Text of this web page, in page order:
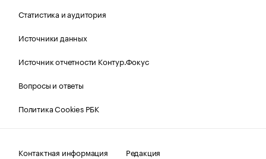
Статистика и аудитория
Источники данных
Источник отчетности Контур.Фокус
Вопросы и ответы
Политика Cookies РБК
Контактная информация Редакция